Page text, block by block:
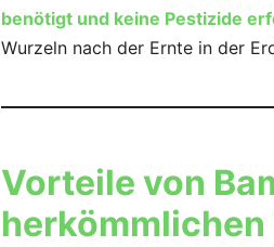
benötigt und keine Pestizide
Wurzeln nach der Ernte in der
Vorteile von